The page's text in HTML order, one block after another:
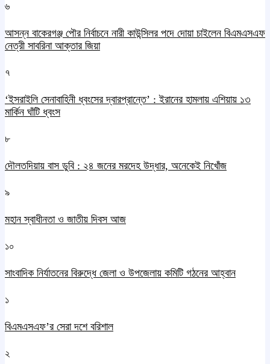
৬
আসন্ন বাকেরগঞ্জ পৌর নির্বাচনে নারী কাউন্সিলর পদে দোয়া চাইলেন বিএমএসএফ
নেত্রী সাবরিনা আক্তার জিয়া
৭
‘ইসরাইলি সেনাবাহিনী ধ্বংসের দ্বারপ্রান্তে’ : ইরানের হামলায় এশিয়ায় ১৩
মার্কিন ঘাঁটি ধ্বংস
৮
দৌলতদিয়ায় বাস ডুবি : ২৪ জনের মরদেহ উদ্ধার, অনেকেই নিখোঁজ
৯
মহান স্বাধীনতা ও জাতীয় দিবস আজ
১০
সাংবাদিক নির্যাতনের বিরুদ্ধে জেলা ও উপজেলায় কমিটি গঠনের আহ্বান
১
বিএমএসএফ’র সেরা দশে বরিশাল
২